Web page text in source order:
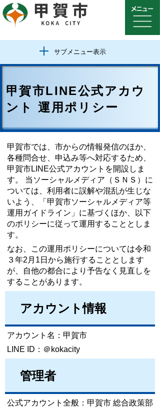
サブメニュー表示
甲賀市LINE公式アカウ
ント 運用ポリシー
甲賀市では、市からの情報発信のほか、
各種問合せ、申込み等へ対応するため、
甲賀市LINE公式アカウントを開設しま
す。 当ソーシャルメディア（ＳＮＳ）に
ついては、利用者に誤解や混乱が生じな
いよう、「甲賀市ソーシャルメディア等
運用ガイドライン」に基づくほか、以下
のポリシーに従って運用することとしま
す。
なお、この運用ポリシーについては令和
３年2月1日から施行することとします
が、自他の都合により予告なく見直しを
することがあります。
アカウント情報
アカウント名：甲賀市
LINE ID：＠kokacity
管理者
公式アカウント全般：甲賀市 総合政策部